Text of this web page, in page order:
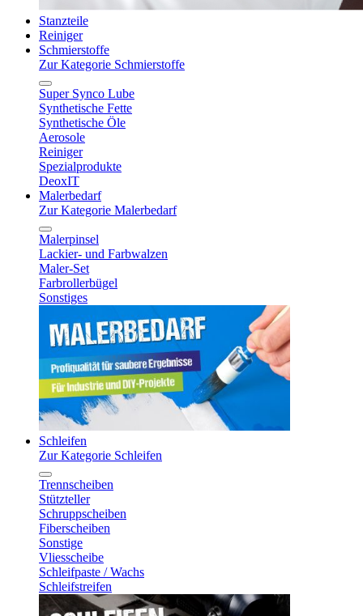
Stanzteile
Reiniger
Schmierstoffe
Zur Kategorie Schmierstoffe
Super Synco Lube
Synthetische Fette
Synthetische Öle
Aerosole
Reiniger
Spezialprodukte
DeoxIT
Malerbedarf
Zur Kategorie Malerbedarf
Malerpinsel
Lackier- und Farbwalzen
Maler-Set
Farbrollerbügel
Sonstiges
Schleifen
Zur Kategorie Schleifen
Trennscheiben
Stützteller
Schruppscheiben
Fiberscheiben
Sonstige
Vliesscheibe
Schleifpaste / Wachs
Schleifstreifen